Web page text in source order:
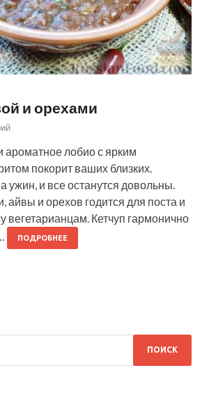
и орехами
ароматное лобио с ярким
покорит ваших близких.
ужин, и все останутся довольны.
айвы и орехов годится для поста и
вегетарианцам. Кетчуп гармонично
ПОДРОБНЕЕ